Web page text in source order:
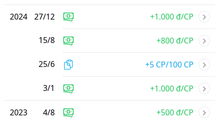
2024 27/12 +1.000 đ/CP
15/8 +800 đ/CP
25/6 +5 CP/100 CP
3/1 +1.000 đ/CP
2023 4/8 +500 đ/CP